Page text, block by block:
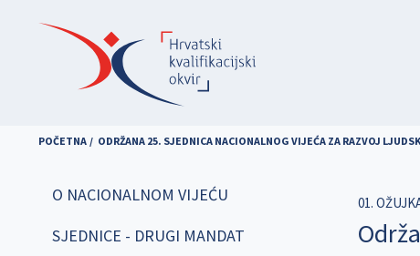
POČETNA ODRŽANA 25. SJEDNICA NACIONALNOG VIJEĆA ZA RAZVOJ
O NACIONALNOM VIJEĆU
SJEDNICE - DRUGI MANDAT
01.